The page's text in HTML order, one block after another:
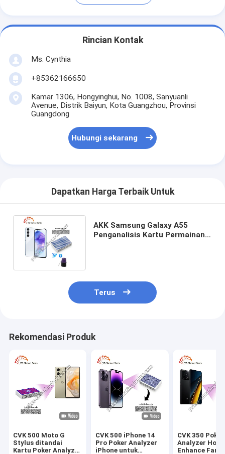
Rincian Kontak
Ms. Cynthia
‪+85362166650‬
Kamar 1306, Hongyinghui, No. 1008, Sanyuanli
Avenue, Distrik Baiyun, Kota Guangzhou, Provinsi
Guangdong
Hubungi sekarang
Dapatkan Harga Terbaik Untuk
AKK Samsung Galaxy A55
Penganalisis Kartu Permainan
Terus
Rekomendasi Produk
CVK 500 Moto G
Stylus ditandai
Kartu Poker Analyzer
CVK 500 iPhone 14
Pro Poker Analyzer
iPhone untuk
CVK 350 Poker
Analyzer
Enhance